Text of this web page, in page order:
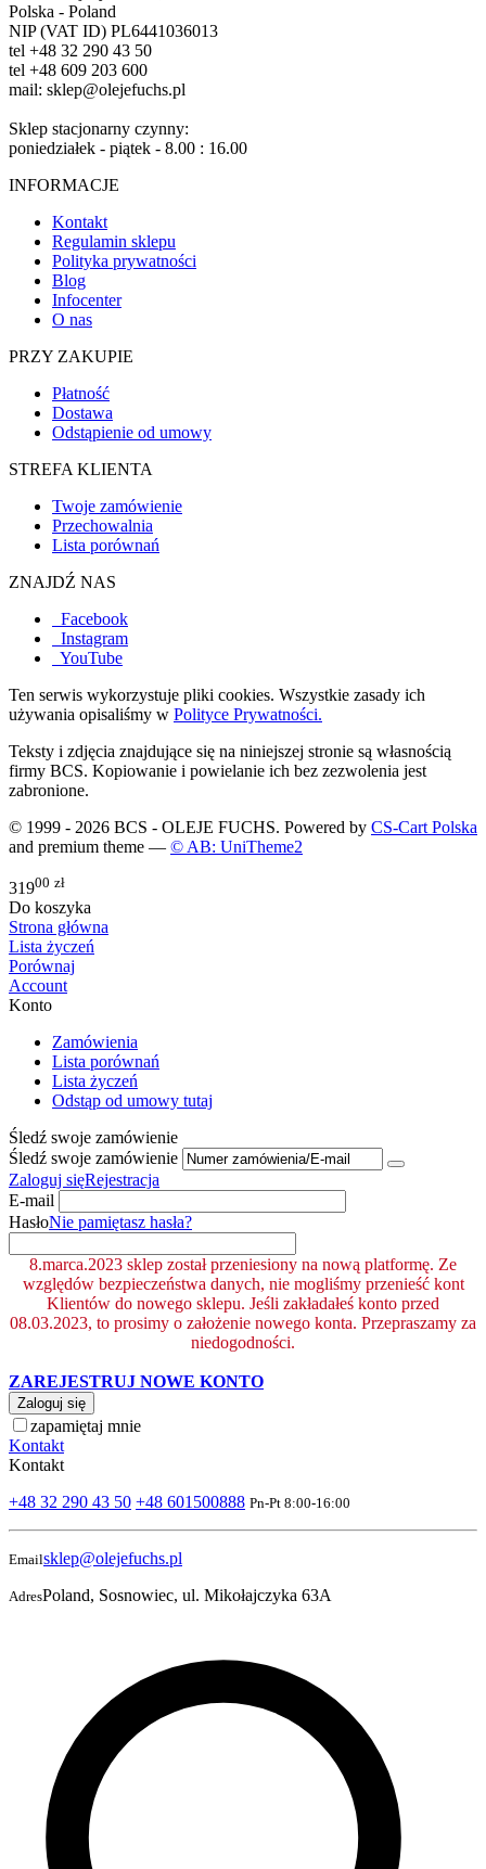
Polska - Poland
NIP (VAT ID) PL6441036013
tel +48 32 290 43 50
tel +48 609 203 600
mail: sklep@olejefuchs.pl
Sklep stacjonarny czynny:
poniedziałek - piątek - 8.00 : 16.00
INFORMACJE
Kontakt
Regulamin sklepu
Polityka prywatności
Blog
Infocenter
O nas
PRZY ZAKUPIE
Płatność
Dostawa
Odstąpienie od umowy
STREFA KLIENTA
Twoje zamówienie
Przechowalnia
Lista porównań
ZNAJDŹ NAS
Facebook
Instagram
YouTube
Ten serwis wykorzystuje pliki cookies. Wszystkie zasady ich
używania opisaliśmy w Polityce Prywatności.
Teksty i zdjęcia znajdujące się na niniejszej stronie są własnością
firmy BCS. Kopiowanie i powielanie ich bez zezwolenia jest
zabronione.
© 1999 - 2026 BCS - OLEJE FUCHS. Powered by CS-Cart Polska
and premium theme — © AB: UniTheme2
31900 zł
Do koszyka
Strona główna
Lista życzeń
Porównaj
Account
Konto
Zamówienia
Lista porównań
Lista życzeń
Odstąp od umowy tutaj
Śledź swoje zamówienie
Śledź swoje zamówienie
Zaloguj sięRejestracja
E-mail
HasłoNie pamiętasz hasła?
8.marca.2023 sklep został przeniesiony na nową platformę. Ze
względów bezpieczeństwa danych, nie mogliśmy przenieść kont
Klientów do nowego sklepu. Jeśli zakładałeś konto przed
08.03.2023, to prosimy o założenie nowego konta. Przepraszamy za
niedogodności.
ZAREJESTRUJ NOWE KONTO
Zaloguj się
zapamiętaj mnie
Kontakt
Kontakt
+48 32 290 43 50 +48 601500888 Pn-Pt 8:00-16:00
Emailsklep@olejefuchs.pl
AdresPoland, Sosnowiec, ul. Mikołajczyka 63A